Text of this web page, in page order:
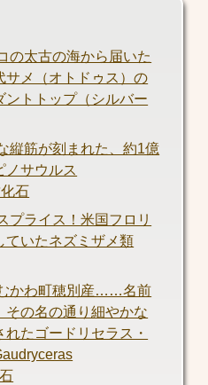
の太古の海から届いた
サメ（オトドゥス）の
ントトップ（シルバー
縦筋が刻まれた、約1億
ノサウルス
石
プライス！米国フロリ
ていたネズミザメ類
かわ町穂別産……名前
その名の通り細やかな
たゴードリセラス・